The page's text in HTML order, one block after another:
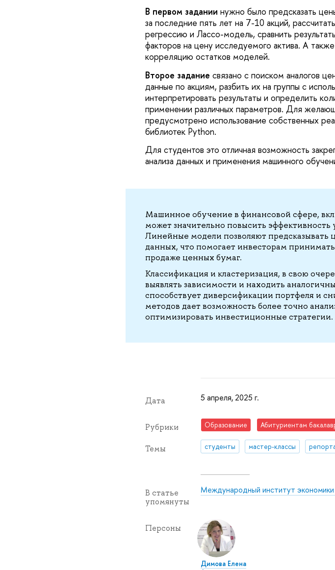
В первом задании нужно было предсказать
за последние пять лет на 7-10 акций,
регрессию и Лассо-модель, сравнить
факторов на цену исследуемого актива. А
корреляцию остатков моделей.
Второе задание связано с поиском аналогов
данные по акциям, разбить их на группы с
интерпретировать результаты и определить
применении различных параметров. Для
предусмотрено использование собственных
библиотек Python.
Для студентов это отличная возможность
анализа данных и применения машинного
Машинное обучение в финансовой сфере,
может значительно повысить
Линейные модели позволяют предсказывать
данных, что помогает инвесторам
продаже ценных бумаг.
Классификация и кластеризация, в свою
выявлять зависимости и находить
способствует диверсификации портфеля и
методов дает возможность более точно
оптимизировать инвестиционные стратегии.
Дата 5 апреля, 2025 г.
Рубрики Образование Абитуриентам
Темы студенты мастер-классы
В статье
упомянуты
Международный институт
Персоны
Димова Елена